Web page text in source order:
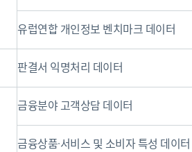
유럽연합 개인정보 벤치마크 데이터
판결서 익명처리 데이터
금융분야 고객상담 데이터
금융상품·서비스 및 소비자 특성 데이터